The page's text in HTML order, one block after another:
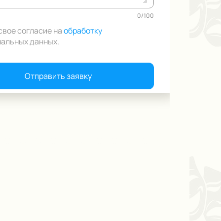
0/100
согласие наобработку
данных.
Отправить заявку